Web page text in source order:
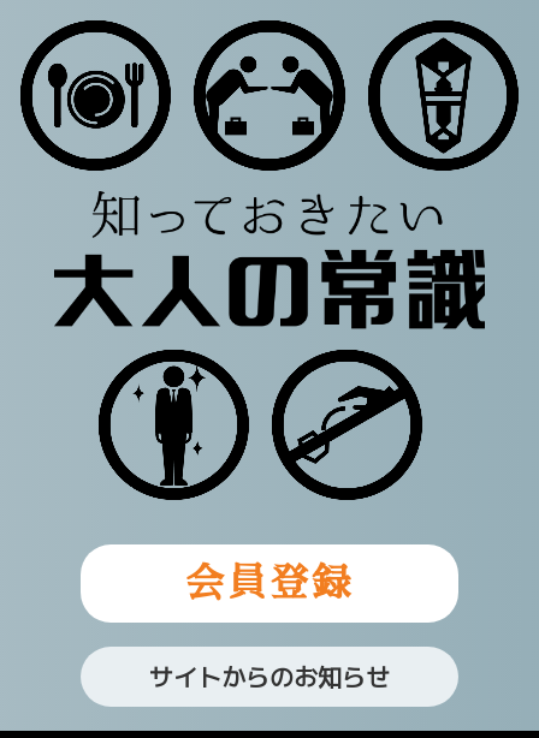
会員登録
サイトからのお知らせ